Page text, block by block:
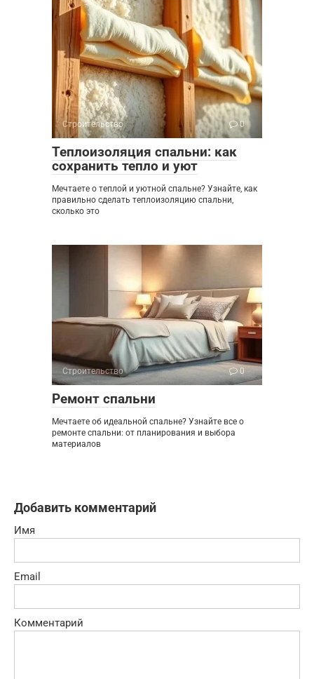
Строительство 0
Теплоизоляция спальни: как
сохранить тепло и уют
Мечтаете о теплой и уютной спальне? Узнайте, как
правильно сделать теплоизоляцию спальни,
сколько это
Строительство 0
Ремонт спальни
Мечтаете об идеальной спальне? Узнайте все о
ремонте спальни: от планирования и выбора
материалов
Добавить комментарий
Имя
Email
Комментарий